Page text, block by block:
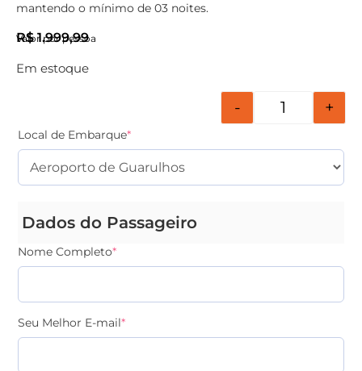
mantendo o mínimo de 03 noites.
R$1.999,99
Valor por pessoa
Em estoque
- +
Local de Embarque*
Dados do Passageiro
Nome Completo*
Seu Melhor E-mail*